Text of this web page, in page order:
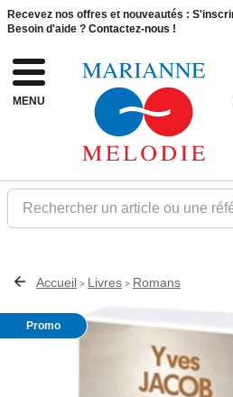
Recevez nos offres et nouveautés :
Besoin d'aide ? Contactez-nous !
MENU
Rechercher un article ou une
Accueil > Livres > Romans
Promo